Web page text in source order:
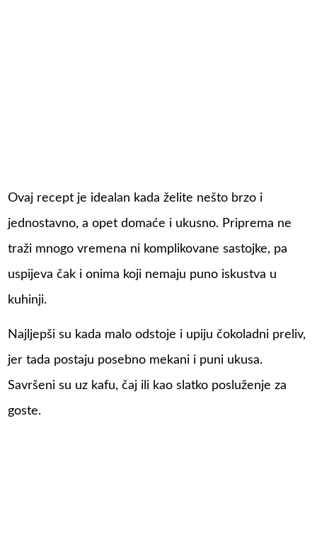
Ovaj recept je idealan kada želite nešto brzo i
jednostavno, a opet domaće i ukusno. Priprema ne
traži mnogo vremena ni komplikovane sastojke, pa
uspijeva čak i onima koji nemaju puno iskustva u
kuhinji.
Najljepši su kada malo odstoje i upiju čokoladni preliv,
jer tada postaju posebno mekani i puni ukusa.
Savršeni su uz kafu, čaj ili kao slatko posluženje za
goste.